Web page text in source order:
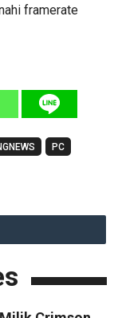
framerate
PC